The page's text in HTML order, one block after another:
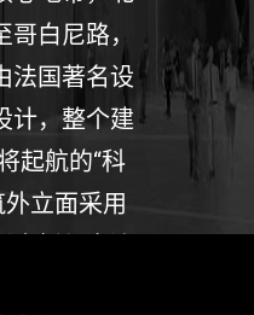
白尼路，
法国著名设
计，整个建
起航的“科
立面采用